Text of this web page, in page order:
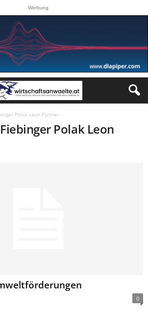
Werbung
Polak Leon Partner
Polak Leon
0